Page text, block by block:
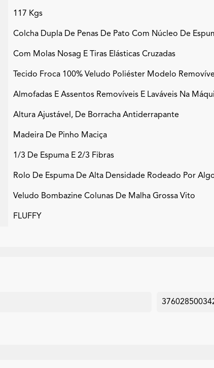
117 Kgs
Colcha Dupla De Penas De Pato Com Núcleo De
Com Molas Nosag E Tiras Elásticas Cruzadas
Tecido Froca 100% Veludo Poliéster Modelo
Almofadas E Assentos Removíveis E Laváveis Na
Altura Ajustável, De Borracha Antiderrapante
Madeira De Pinho Maciça
1/3 De Espuma E 2/3 Fibras
Rolo De Espuma De Alta Densidade Rodeado Por
Veludo Bombazine Colunas De Malha Grossa Vito
FLUFFY